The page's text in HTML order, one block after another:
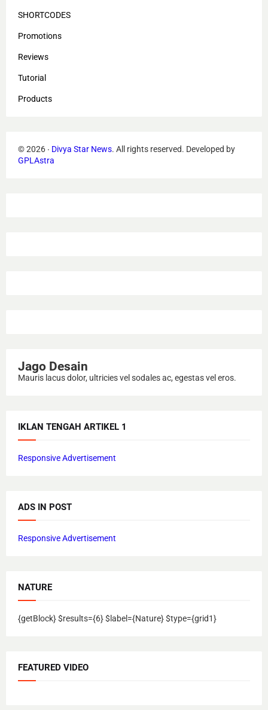
SHORTCODES
Promotions
Reviews
Tutorial
Products
©2026 ‧ Divya Star News. All rights reserved. Developed by
GPLAstra
Jago Desain
Mauris lacus dolor, ultricies vel sodales ac, egestas vel eros.
IKLAN TENGAH ARTIKEL 1
Responsive Advertisement
ADS IN POST
Responsive Advertisement
NATURE
{getBlock} $results={6} $label={Nature} $type={grid1}
FEATURED VIDEO